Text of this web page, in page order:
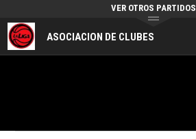
ASOCIACION DE CLUBES
VER OTROS PARTIDOS